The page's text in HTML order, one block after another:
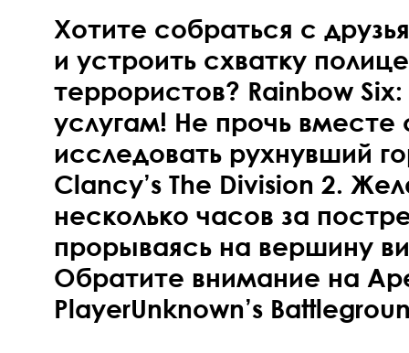
Хотите собраться с
и устроить схватку
террористов? Rainbow
услугам! Не прочь вместе
исследовать рухнувший
Clancy’s The Division 2.
несколько часов за
прорываясь на вершину
Обратите внимание на
PlayerUnknown’s